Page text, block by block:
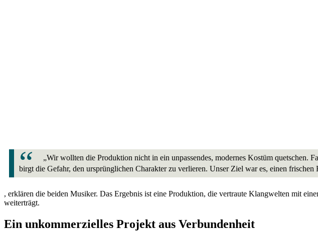
„Wir wollten die Produktion nicht in ein unpassendes, modernes Kostüm quetschen.
birgt die Gefahr, den ursprünglichen Charakter zu verlieren. Unser Ziel war es, einen
, erklären die beiden Musiker. Das Ergebnis ist eine Produktion, die vertraute Klangwelten mit
weiterträgt.
Ein unkommerzielles Projekt aus Verbundenheit